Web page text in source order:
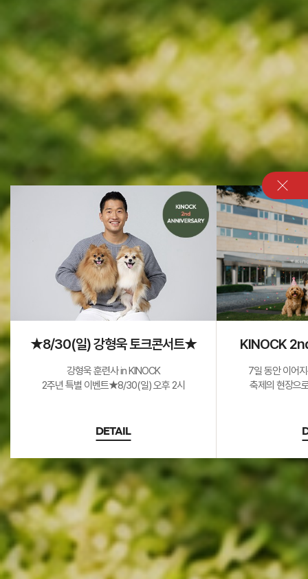
★8/30(일) 강형욱 토크콘서트★
강형욱 훈련사 in KINOCK
2주년 특별 이벤트★8/30(일) 오후 2시
DETAIL
KINOCK
7일 동안 이어
축제의 현장으